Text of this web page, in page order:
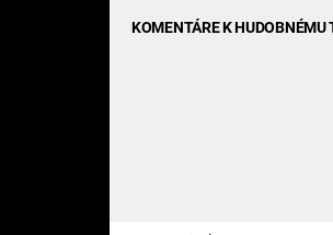
KOMENTÁRE K HUDOBNÉMU